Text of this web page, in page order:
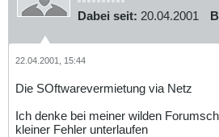
Dabei seit: 20.04.2001
22.04.2001, 15:44
Die SOftwarevermietung via Netz
Ich denke bei meiner wilden
kleiner Fehler unterlaufen